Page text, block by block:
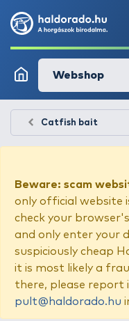
Webshop
Catfish bait
Beware: scam
only official website
check your
and only enter your
suspiciously cheap
it is most likely a
there, please report
pult@haldorado.hu